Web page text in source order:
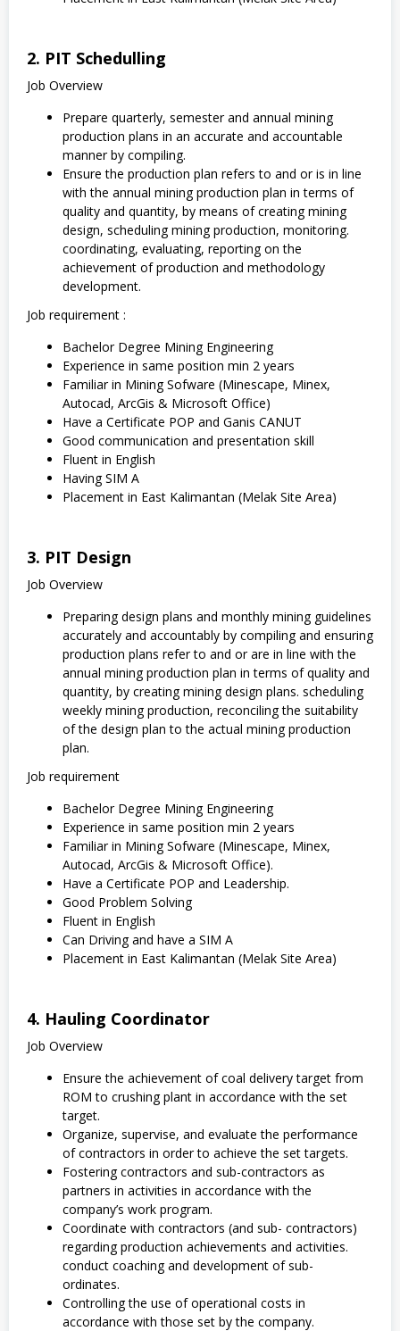
2. PIT Schedulling
Job Overview
Prepare quarterly, semester and annual mining
production plans in an accurate and accountable
manner by compiling.
Ensure the production plan refers to and or is in line
with the annual mining production plan in terms of
quality and quantity, by means of creating mining
design, scheduling mining production, monitoring.
coordinating, evaluating, reporting on the
achievement of production and methodology
development.
Job requirement :
Bachelor Degree Mining Engineering
Experience in same position min 2 years
Familiar in Mining Sofware (Minescape, Minex,
Autocad, ArcGis & Microsoft Office)
Have a Certificate POP and Ganis CANUT
Good communication and presentation skill
Fluent in English
Having SIM A
Placement in East Kalimantan (Melak Site Area)
3. PIT Design
Job Overview
Preparing design plans and monthly mining guidelines
accurately and accountably by compiling and ensuring
production plans refer to and or are in line with the
annual mining production plan in terms of quality and
quantity, by creating mining design plans. scheduling
weekly mining production, reconciling the suitability
of the design plan to the actual mining production
plan.
Job requirement
Bachelor Degree Mining Engineering
Experience in same position min 2 years
Familiar in Mining Sofware (Minescape, Minex,
Autocad, ArcGis & Microsoft Office).
Have a Certificate POP and Leadership.
Good Problem Solving
Fluent in English
Can Driving and have a SIM A
Placement in East Kalimantan (Melak Site Area)
4. Hauling Coordinator
Job Overview
Ensure the achievement of coal delivery target from
ROM to crushing plant in accordance with the set
target.
Organize, supervise, and evaluate the performance
of contractors in order to achieve the set targets.
Fostering contractors and sub-contractors as
partners in activities in accordance with the
company’s work program.
Coordinate with contractors (and sub- contractors)
regarding production achievements and activities.
conduct coaching and development of sub-
ordinates.
Controlling the use of operational costs in
accordance with those set by the company.